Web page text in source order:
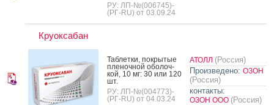
РУ: ЛП-№(006745)-
(РГ-RU) от 03.09.24
Круоксабан
Таб­летки, пок­ры­тые
пле­ноч­ной обо­лоч­
кой, 10 мг: 30 или 120
шт.
РУ: ЛП-№(004773)-
(РГ-RU) от 04.03.24
АТОЛЛ (Россия)
Произведено: ОЗОН
(Россия)
контакты:
ОЗОН ООО (Россия)